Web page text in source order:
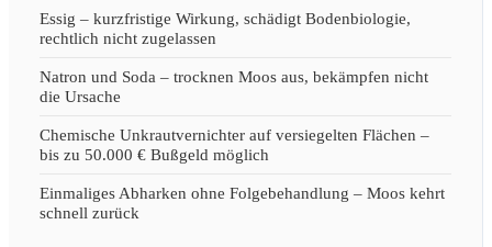
Essig – kurzfristige Wirkung, schädigt Bodenbiologie,
rechtlich nicht zugelassen
Natron und Soda – trocknen Moos aus, bekämpfen nicht
die Ursache
Chemische Unkrautvernichter auf versiegelten Flächen –
bis zu 50.000 € Bußgeld möglich
Einmaliges Abharken ohne Folgebehandlung – Moos kehrt
schnell zurück